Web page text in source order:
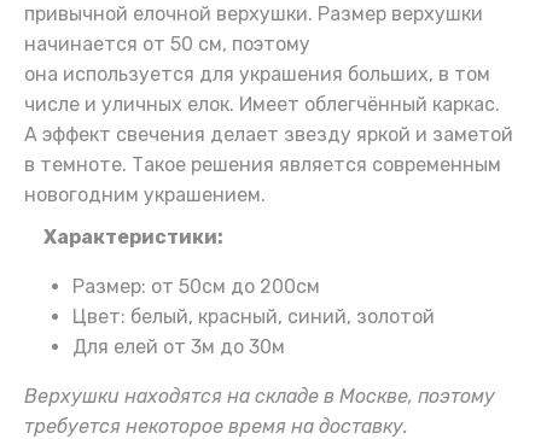
привычной елочной верхушки. Размер верхушки
начинается от 50 см, поэтому
она используется для украшения больших, в том
числе и уличных елок. Имеет облегчённый каркас.
А эффект свечения делает звезду яркой и заметой
в темноте. Такое решения является современным
новогодним украшением.
Характеристики:
Размер: от 50см до 200см
Цвет: белый, красный, синий, золотой
Для елей от 3м до 30м
Верхушки находятся на складе в Москве, поэтому
требуется некоторое время на доставку.